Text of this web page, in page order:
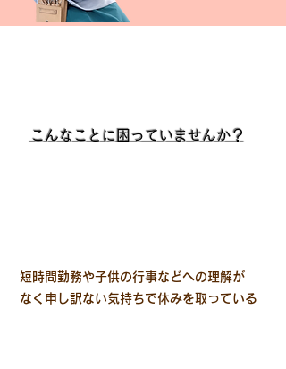
​こんなことに困っていませんか？
短時間勤務や子供の行事などへの理解が
​なく申し訳ない気持ちで休みを取っている